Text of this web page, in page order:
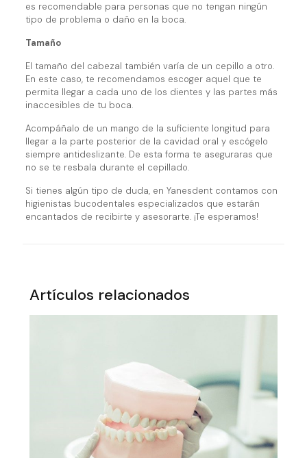
es recomendable para personas que no tengan ningún
tipo de problema o daño en la boca.
Tamaño
El tamaño del cabezal también varía de un cepillo a otro.
En este caso, te recomendamos escoger aquel que te
permita llegar a cada uno de los dientes y las partes más
inaccesibles de tu boca.
Acompáñalo de un mango de la suficiente longitud para
llegar a la parte posterior de la cavidad oral y escógelo
siempre antideslizante. De esta forma te aseguraras que
no se te resbala durante el cepillado.
Si tienes algún tipo de duda, en Yanesdent contamos con
higienistas bucodentales especializados que estarán
encantados de recibirte y asesorarte. ¡Te esperamos!
Artículos relacionados